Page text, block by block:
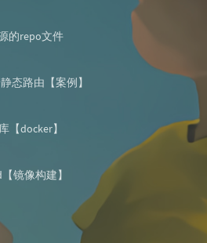
的repo文件
态路由【案例】
【docker】
镜像构建】